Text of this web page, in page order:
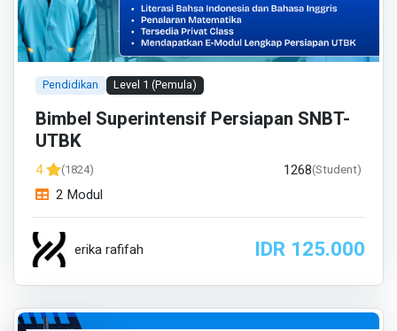
Pendidikan Level 1 (Pemula)
Bimbel Superintensif Persiapan SNBT-
UTBK
4 (1824) 1268(Student)
2 Modul
erika rafifah IDR 125.000